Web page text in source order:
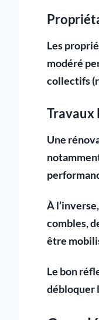
Les
modéré
collectifs
Travaux
Une
À
combles,
être
Le bon
débloquer